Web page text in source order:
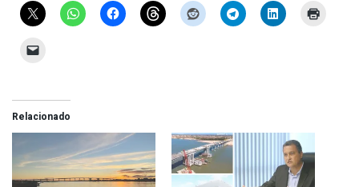
Relacionado